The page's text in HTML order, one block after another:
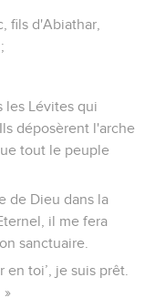
fils d'Abiathar,
les Lévites qui
déposèrent l'arche
tout le peuple
de Dieu dans la
il me fera
sanctuaire.
en toi’, je suis prêt.
»